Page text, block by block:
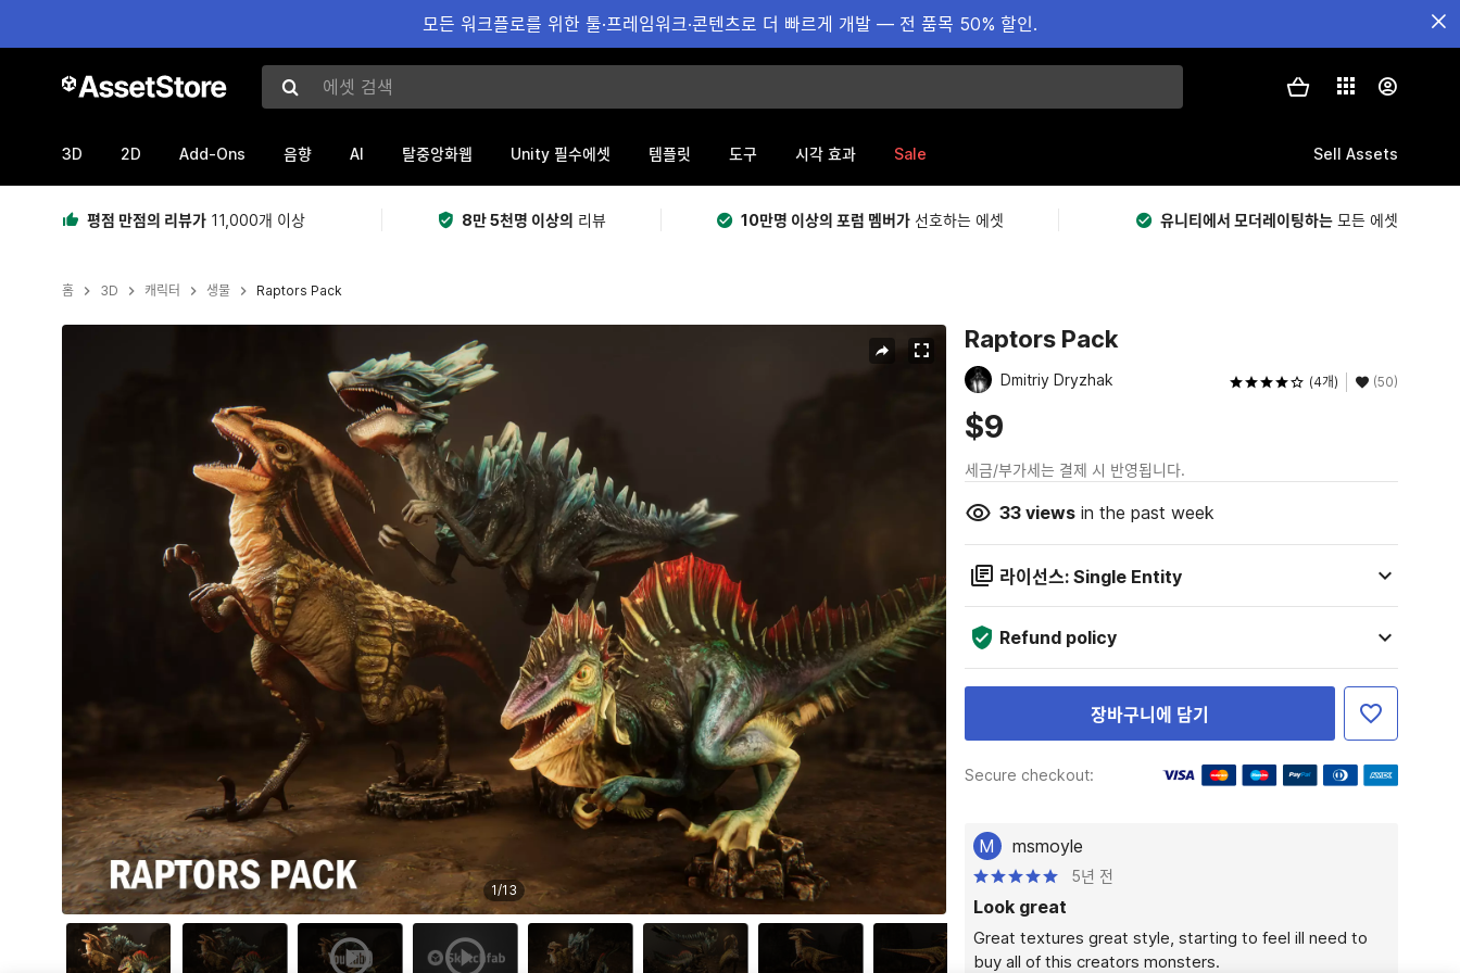
모든 워크플로를 위한 툴·프레임워크·콘텐츠로 더 빠르게 개발 — 전 품목 50% 할인.
에셋 검색
3D 2D Add-Ons 음향 AI 탈중앙화웹 Unity 필수에셋 템플릿 도구 시각 효과 Sale Sell Assets
평점 만점의 리뷰가 11,000개 이상 8만 5천명 이상의 리뷰 10만명 이상의 포럼 멤버가 선호하는 에셋 유니티에서 모더레이팅하는 모든 에셋
홈 3D 캐릭터 생물 Raptors Pack
1/13
Raptors Pack
Dmitriy Dryzhak (4개) (50)
$9
세금/부가세는 결제 시 반영됩니다.
33viewsin the past week
라이선스: Single Entity
Refund policy
장바구니에 담기
Secure checkout:
M msmoyle
5년 전
Look great
Great textures great style, starting to feel ill need to
buy all of this creators monsters.